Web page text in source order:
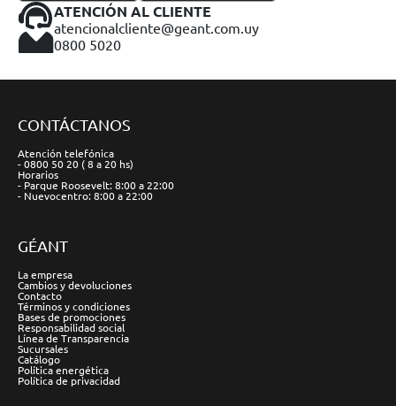
ATENCIÓN AL CLIENTE
atencionalcliente@geant.com.uy
0800 5020
CONTÁCTANOS
Atención telefónica
- 0800 50 20 ( 8 a 20 hs)
Horarios
- Parque Roosevelt: 8:00 a 22:00
- Nuevocentro: 8:00 a 22:00
GÉANT
La empresa
Cambios y devoluciones
Contacto
Términos y condiciones
Bases de promociones
Responsabilidad social
Línea de Transparencia
Sucursales
Catálogo
Política energética
Política de privacidad